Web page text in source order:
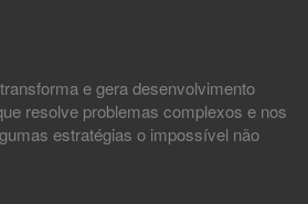
e gera desenvolvimento
resolve problemas complexos e nos
estratégias o impossível não